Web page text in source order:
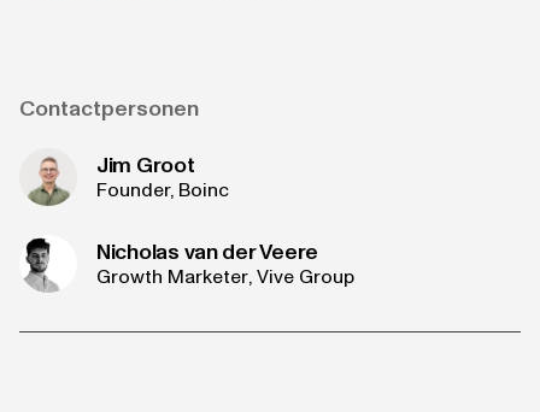
Contactpersonen
Jim Groot
Founder, Boinc
Nicholas van der Veere
Growth Marketer, Vive Group